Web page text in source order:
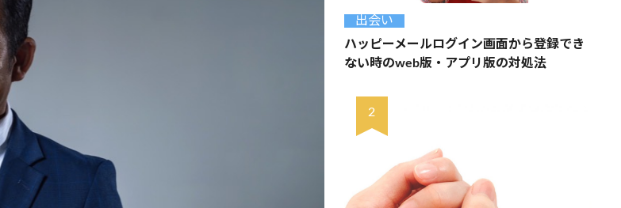
出会い
ハッピーメールログイン画面から登録でき
ない時のweb版・アプリ版の対処法